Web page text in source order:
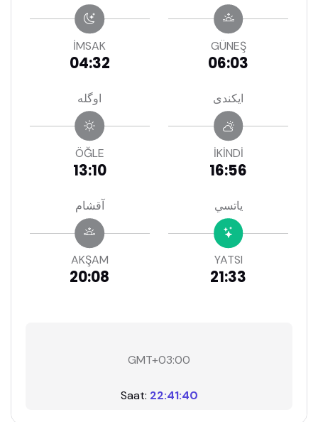
İMSAK
04:32
GÜNEŞ
06:03
اوگله
ÖĞLE
13:10
ايكندى
İKİNDİ
16:56
آقشام
AKŞAM
20:08
ياتسي
YATSI
21:33
GMT+03:00
Saat:22:41:41